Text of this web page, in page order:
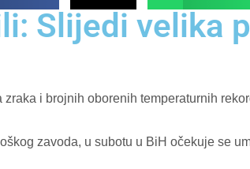
Slijedi velika
i brojnih oborenih temperaturnih
zavoda, u subotu u BiH očekuje se